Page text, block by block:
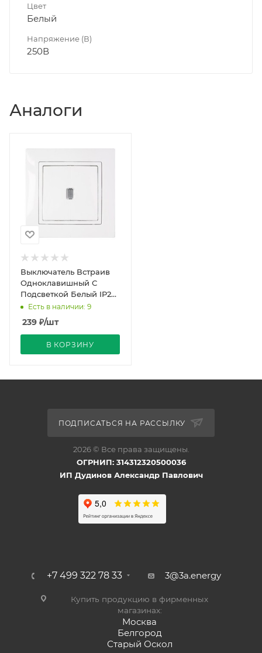
Цвет
Белый
Напряжение (В)
250В
Аналоги
Выключатель Встраив
Одноклавишный С
Подсветкой Белый IP20
10А 250В Уют Bylectrica
Есть в наличии: 9
239 ₽/шт
В КОРЗИНУ
ПОДПИСАТЬСЯ НА РАССЫЛКУ
2026 © Все права защищены.
ОГРНИП: 314312320500036
ИП Дудинов Александр Павлович
+7 499 322 78 33 3@3a.energy
Купить продукцию в фирменных
магазинах:
Москва
Белгород
Старый Оскол